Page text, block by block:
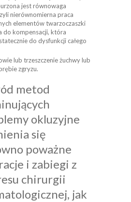
jest równowaga
nierównomierna praca
elementów twarzoczaszki
do kompensacji, która
do dysfunkcji całego
lub trzeszczenie żuchwy lub
zgryzu.
metod
okluzyjne
się
poważne
i zabiegi z
chirurgii
jak